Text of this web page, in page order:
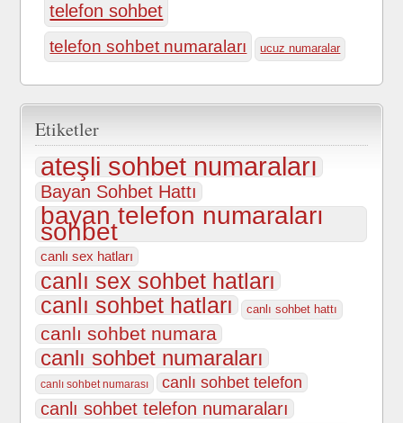
telefon sohbet
telefon sohbet numaraları ucuz numaralar
Etiketler
ateşli sohbet numaraları
Bayan Sohbet Hattı
bayan telefon numaraları
sohbet
canlı sex hatları
canlı sex sohbet hatları
canlı sohbet hatları
canlı sohbet hattı
canlı sohbet numara
canlı sohbet numaraları
canlı sohbet numarası canlı sohbet telefon
canlı sohbet telefon numaraları